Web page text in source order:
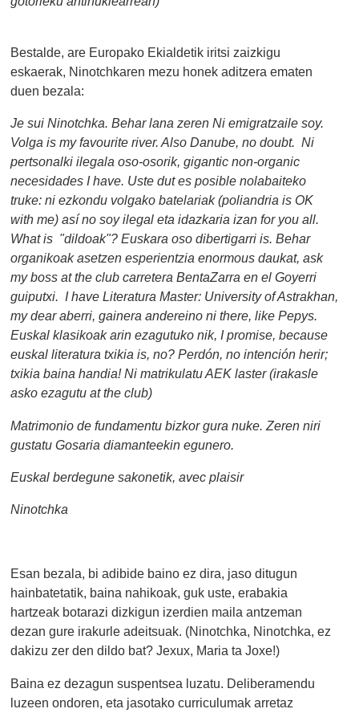
Bestalde, are Europako Ekialdetik iritsi zaizkigu
eskaerak, Ninotchkaren mezu honek aditzera ematen
duen bezala:
Je sui Ninotchka. Behar lana zeren Ni emigratzaile soy.
Volga is my favourite river. Also Danube, no doubt. Ni
pertsonalki ilegala oso-osorik, gigantic non-organic
necesidades I have. Uste dut es posible nolabaiteko
truke: ni ezkondu volgako batelariak (poliandria is OK
with me) así no soy ilegal eta idazkaria izan for you all.
What is "dildoak"? Euskara oso dibertigarri is. Behar
organikoak asetzen esperientzia enormous daukat, ask
my boss at the club carretera BentaZarra en el Goyerri
guiputxi. I have Literatura Master: University of Astrakhan,
my dear aberri, gainera andereino ni there, like Pepys.
Euskal klasikoak arin ezagutuko nik, I promise, because
euskal literatura txikia is, no? Perdón, no intención herir;
txikia baina handia! Ni matrikulatu AEK laster (irakasle
asko ezagutu at the club)
Matrimonio de fundamentu bizkor gura nuke. Zeren niri
gustatu Gosaria diamanteekin egunero.
Euskal berdegune sakonetik, avec plaisir
Ninotchka
Esan bezala, bi adibide baino ez dira, jaso ditugun
hainbatetatik, baina nahikoak, guk uste, erabakia
hartzeak botarazi dizkigun izerdien maila antzeman
dezan gure irakurle adeitsuak. (Ninotchka, Ninotchka, ez
dakizu zer den dildo bat? Jexux, Maria ta Joxe!)
Baina ez dezagun suspentsea luzatu. Deliberamendu
luzeen ondoren, eta jasotako curriculumak arretaz